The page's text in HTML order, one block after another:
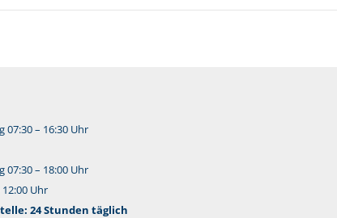
07:30 – 16:30 Uhr
07:30 – 18:00 Uhr
Uhr
24 Stunden täglich